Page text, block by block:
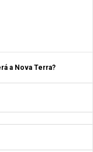
a Nova Terra?